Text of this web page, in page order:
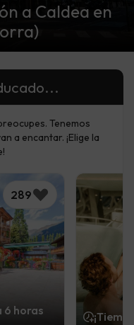
a Caldea en
Tenemos
a encantar. ¡Elige la
289
6 horas